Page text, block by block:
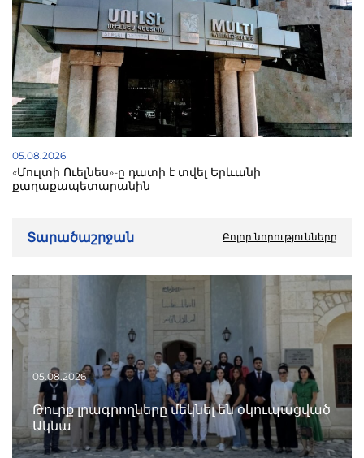
05.08.2026
«Մուլտի Ուելնես»-ը դատի է տվել Երևանի
քաղաքապետարանին
Տարածաշրջան Բոլոր նորությունները
05.08.2026
Թուրք լրագրողները մեկնել են օկուպացված
Ակնա